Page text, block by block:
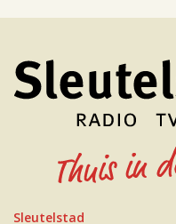
Sleutelstad